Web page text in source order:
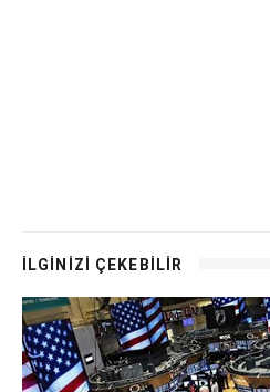
İLGİNİZİ ÇEKEBİLİR